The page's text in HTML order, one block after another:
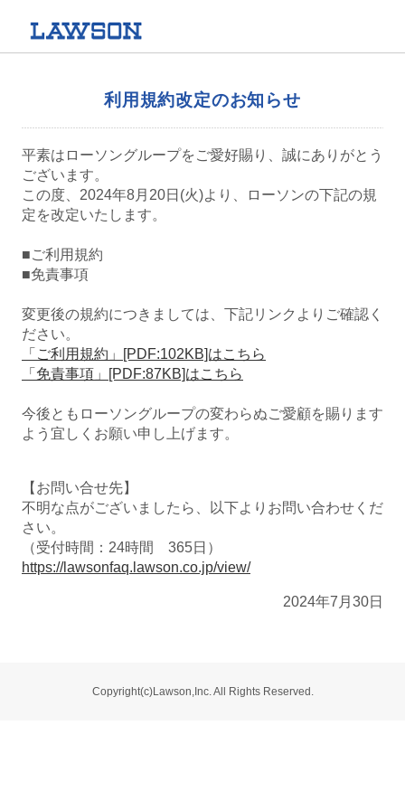
利用規約改定のお知らせ
平素はローソングループをご愛好賜り、誠にありがとう
ございます。
この度、2024年8月20日(火)より、ローソンの下記の規
定を改定いたします。
■ご利用規約
■免責事項
変更後の規約につきましては、下記リンクよりご確認く
ださい。
「ご利用規約」[PDF:102KB]はこちら
「免責事項」[PDF:87KB]はこちら
今後ともローソングループの変わらぬご愛顧を賜ります
よう宜しくお願い申し上げます。
【お問い合せ先】
不明な点がございましたら、以下よりお問い合わせくだ
さい。
（受付時間：24時間 365日）
https://lawsonfaq.lawson.co.jp/view/
2024年7月30日
Copyright(c)Lawson,Inc. All Rights Reserved.